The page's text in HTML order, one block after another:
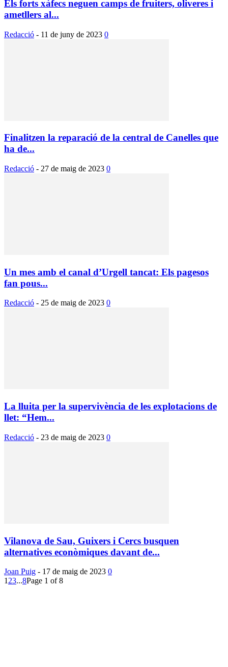
Els forts xàfecs neguen camps de fruiters, oliveres i
ametllers al...
Redacció - 11 de juny de 2023 0
Finalitzen la reparació de la central de Canelles que
ha de...
Redacció - 27 de maig de 2023 0
Un mes amb el canal d’Urgell tancat: Els pagesos
fan pous...
Redacció - 25 de maig de 2023 0
La lluita per la supervivència de les explotacions de
llet: “Hem...
Redacció - 23 de maig de 2023 0
Vilanova de Sau, Guixers i Cercs busquen
alternatives econòmiques davant de...
Joan Puig - 17 de maig de 2023 0
1 23...8Page 1 of 8